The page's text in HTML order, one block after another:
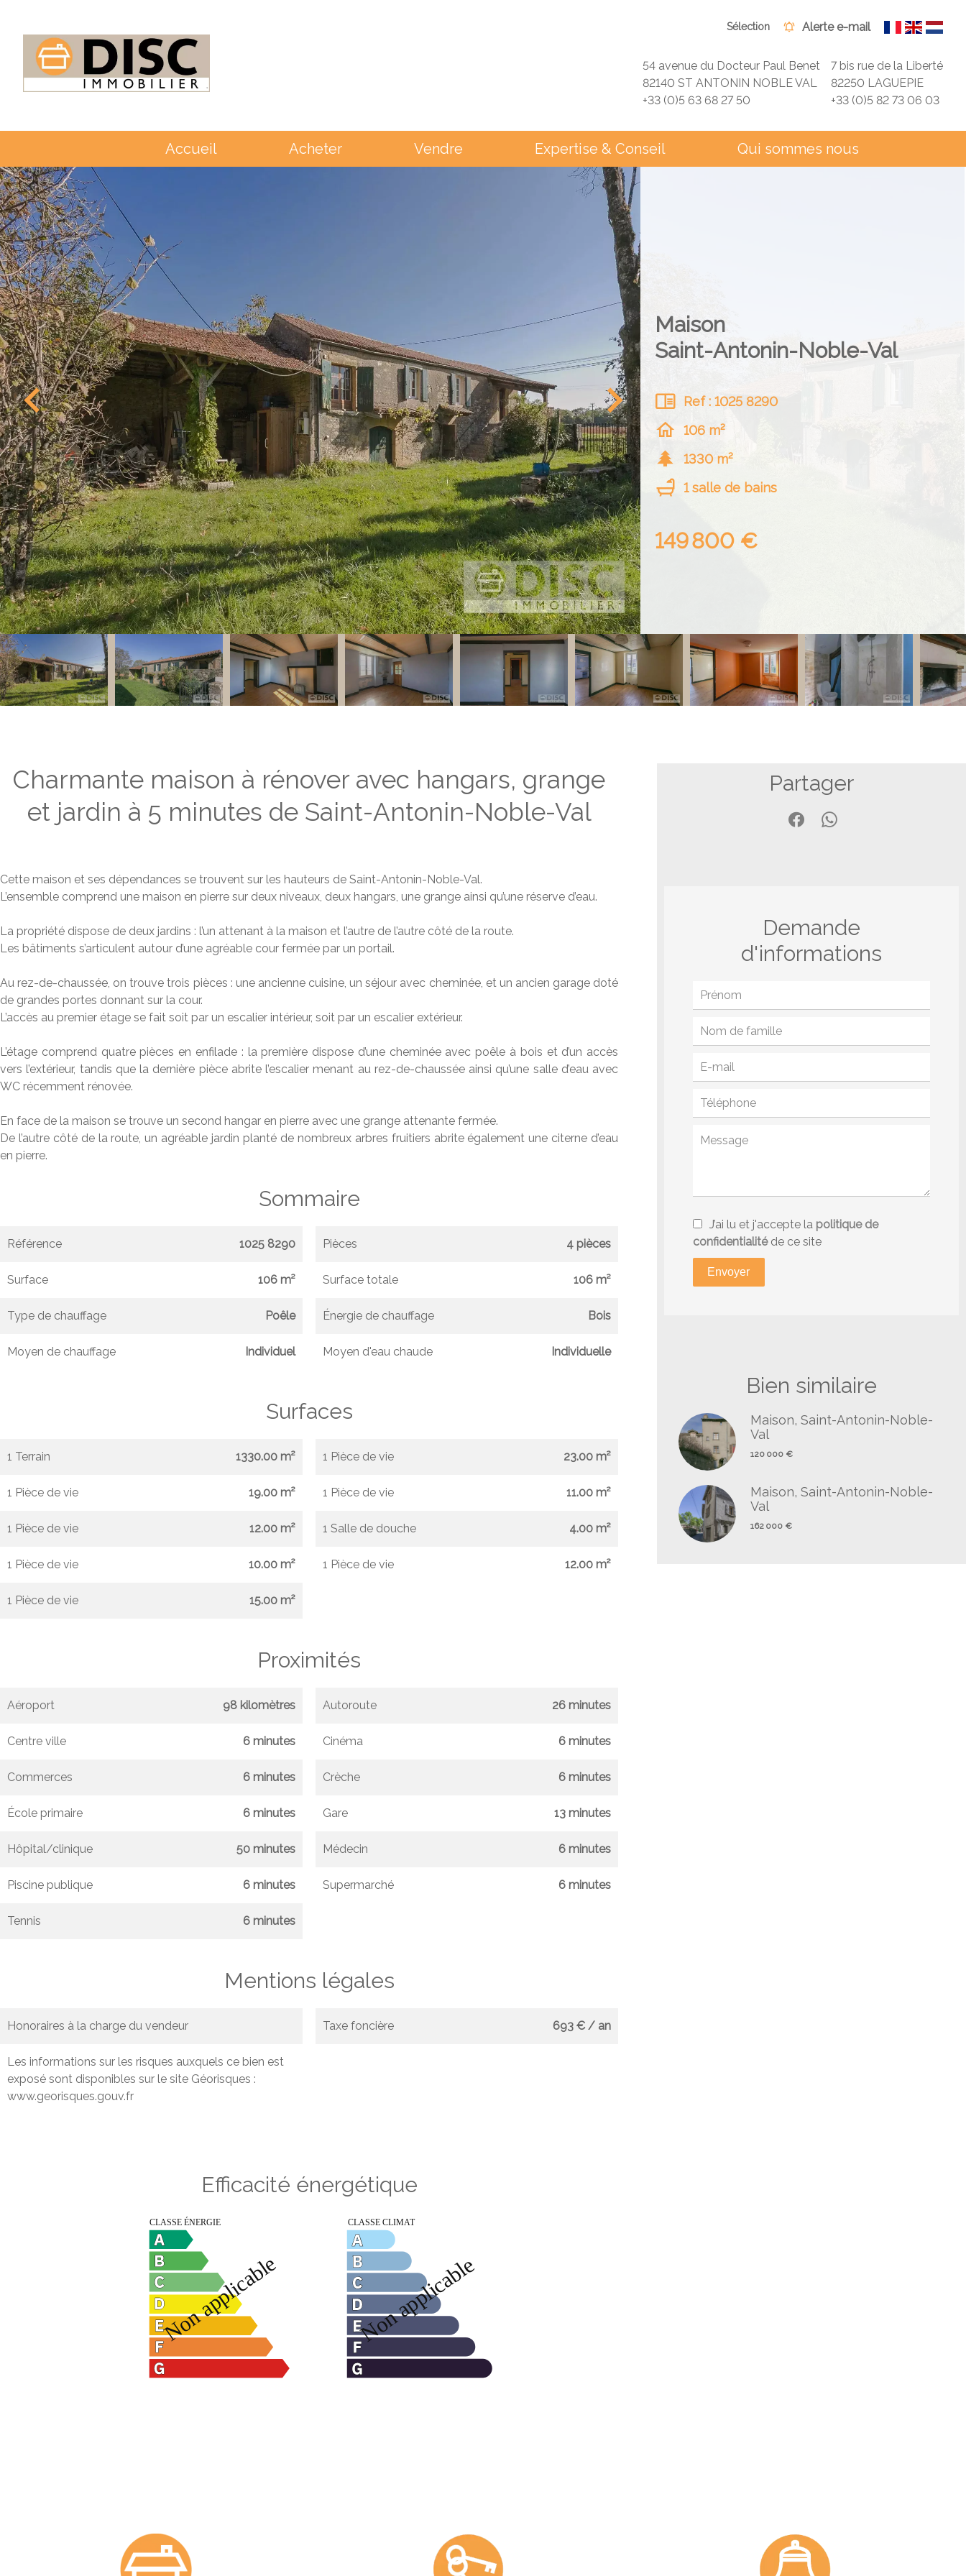
Accueil Acheter Vendre Expertise & Conseil Qui sommes nous
Sélection Alerte e-mail
54 avenue du Docteur Paul Benet
82140 ST ANTONIN NOBLE VAL
+33 (0)5 63 68 27 50
7 bis rue de la Liberté
82250 LAGUEPIE
+33 (0)5 82 73 06 03
Maison
Saint-Antonin-Noble-Val
Ref : 1025 8290
106 m²
1330 m²
1 salle de bains
149 800 €
Charmante maison à rénover avec hangars, grange
et jardin à 5 minutes de Saint-Antonin-Noble-Val
Cette maison et ses dépendances se trouvent sur les hauteurs de Saint-Antonin-Noble-Val.
L’ensemble comprend une maison en pierre sur deux niveaux, deux hangars, une grange ainsi qu’une réserve d’eau.
La propriété dispose de deux jardins : l’un attenant à la maison et l’autre de l’autre côté de la route.
Les bâtiments s’articulent autour d’une agréable cour fermée par un portail.
Au rez-de-chaussée, on trouve trois pièces : une ancienne cuisine, un séjour avec cheminée, et un ancien garage doté
de grandes portes donnant sur la cour.
L’accès au premier étage se fait soit par un escalier intérieur, soit par un escalier extérieur.
L’étage comprend quatre pièces en enfilade : la première dispose d’une cheminée avec poêle à bois et d’un accès
vers l’extérieur, tandis que la dernière pièce abrite l’escalier menant au rez-de-chaussée ainsi qu’une salle d’eau avec
WC récemment rénovée.
En face de la maison se trouve un second hangar en pierre avec une grange attenante fermée.
De l’autre côté de la route, un agréable jardin planté de nombreux arbres fruitiers abrite également une citerne d’eau
en pierre.
Sommaire
Référence 1025 8290 Pièces 4 pièces
Surface 106 m² Surface totale 106 m²
Type de chauffage Poêle Énergie de chauffage Bois
Moyen de chauffage Individuel Moyen d'eau chaude Individuelle
Surfaces
1 Terrain 1330.00 m² 1 Pièce de vie 23.00 m²
1 Pièce de vie 19.00 m² 1 Pièce de vie 11.00 m²
1 Pièce de vie 12.00 m² 1 Salle de douche 4.00 m²
1 Pièce de vie 10.00 m² 1 Pièce de vie 12.00 m²
1 Pièce de vie 15.00 m²
Proximités
Aéroport 98 kilomètres Autoroute 26 minutes
Centre ville 6 minutes Cinéma 6 minutes
Commerces 6 minutes Crèche 6 minutes
École primaire 6 minutes Gare 13 minutes
Hôpital/clinique 50 minutes Médecin 6 minutes
Piscine publique 6 minutes Supermarché 6 minutes
Tennis 6 minutes
Mentions légales
Honoraires à la charge du vendeur Taxe foncière 693 € / an
Les informations sur les risques auxquels ce bien est
exposé sont disponibles sur le site Géorisques :
www.georisques.gouv.fr
Efficacité énergétique
Partager
Demande
d'informations
J’ai lu et j'accepte la politique de
confidentialitéde ce site
Envoyer
Bien similaire
Maison, Saint-Antonin-Noble-
Val
120 000 €
Maison, Saint-Antonin-Noble-
Val
162 000 €